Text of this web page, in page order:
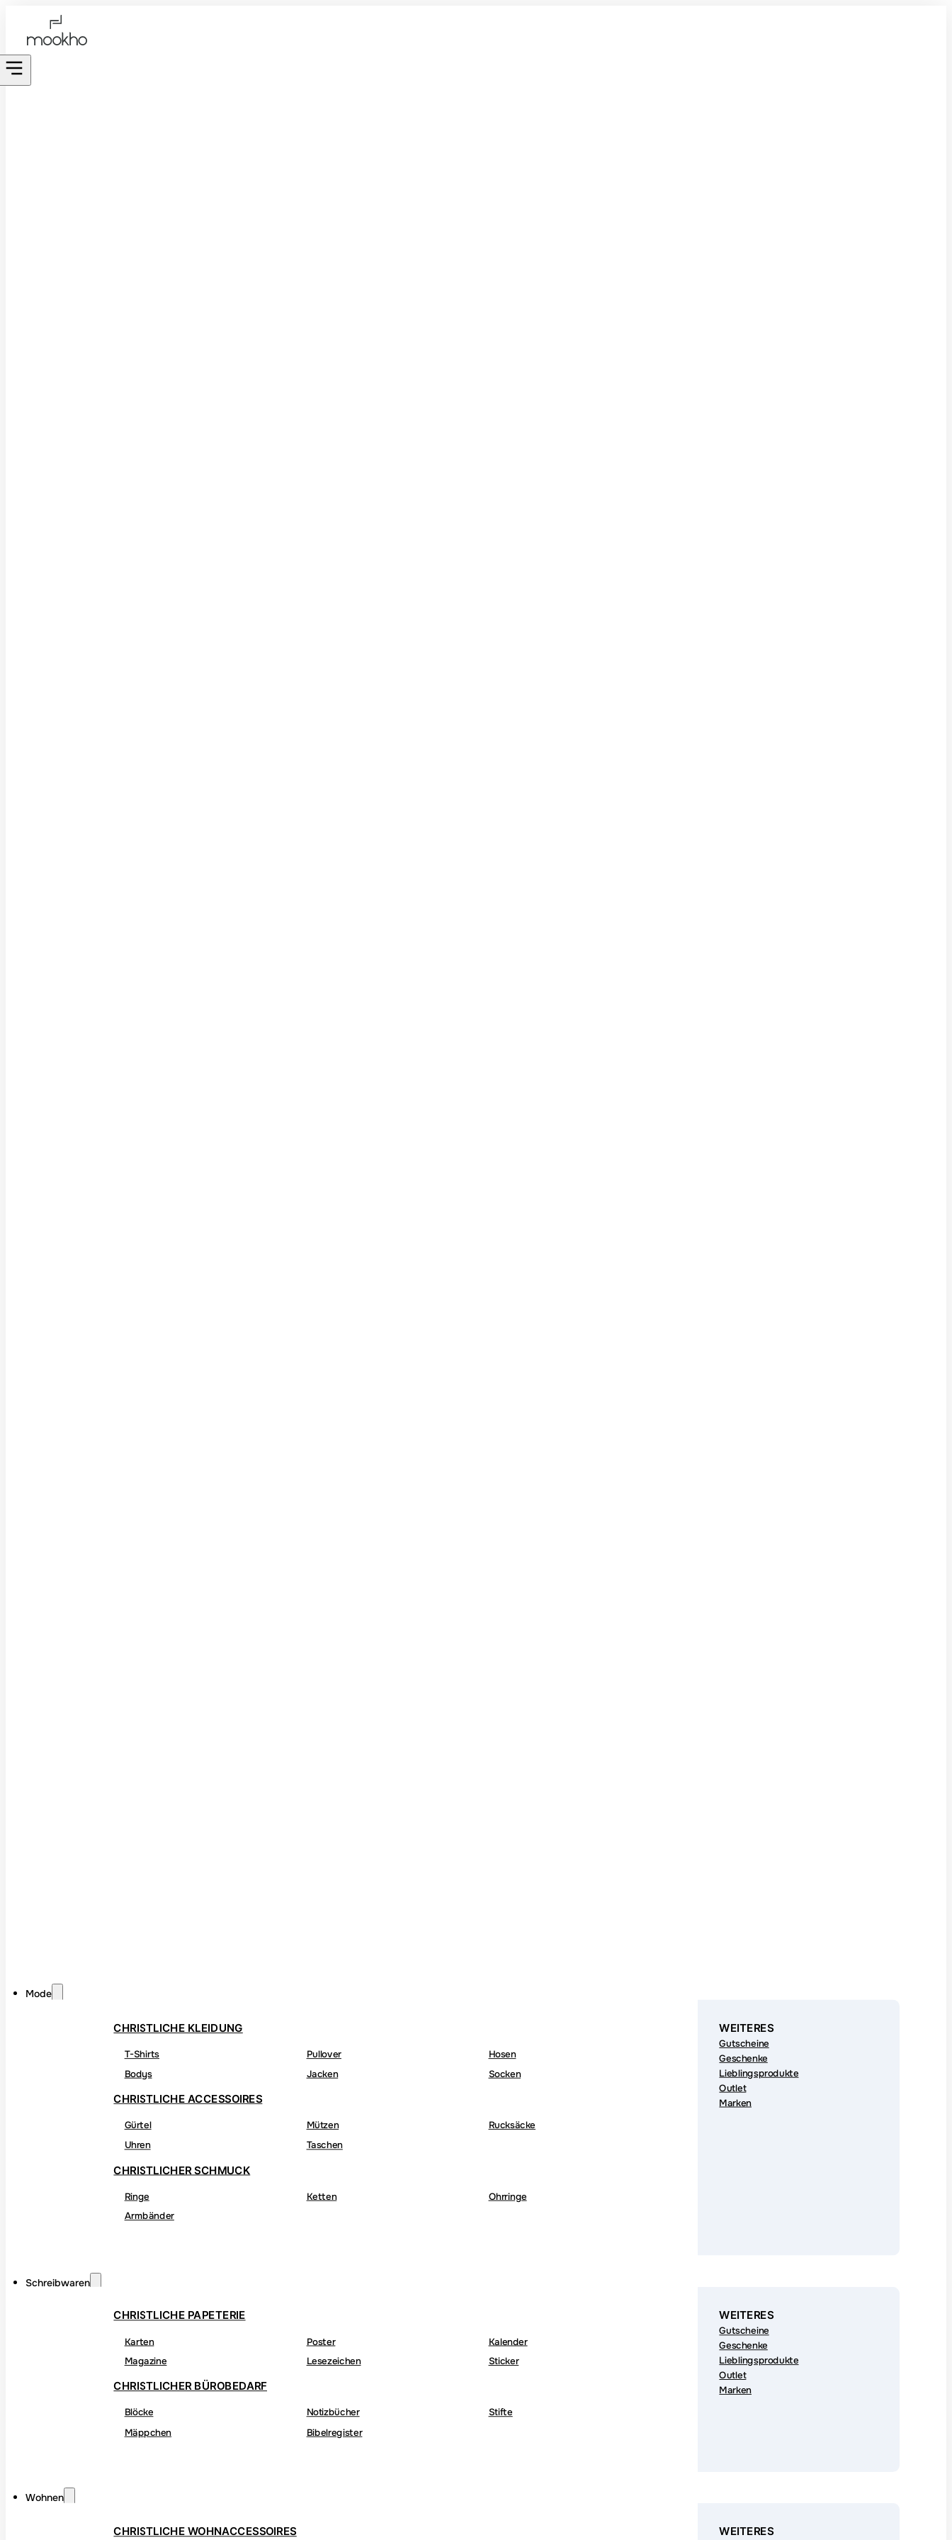
Mode
CHRISTLICHE KLEIDUNG
T-Shirts Pullover
Hosen
Bodys
Jacken Socken
CHRISTLICHE ACCESSOIRES
Gürtel Mützen
Rucksäcke
Uhren
Taschen
CHRISTLICHER SCHMUCK
Ringe Ketten
Ohrringe
Armbänder
WEITERES
Gutscheine
Geschenke
Lieblingsprodukte
Outlet
Marken
Schreibwaren
CHRISTLICHE PAPETERIE
Karten Poster
Kalender
Magazine
Lesezeichen Sticker
CHRISTLICHER BÜROBEDARF
Blöcke Notizbücher
Stifte
Mäppchen
Bibelregister
WEITERES
Gutscheine
Geschenke
Lieblingsprodukte
Outlet
Marken
Wohnen
CHRISTLICHE WOHNACCESSOIRES WEITERES